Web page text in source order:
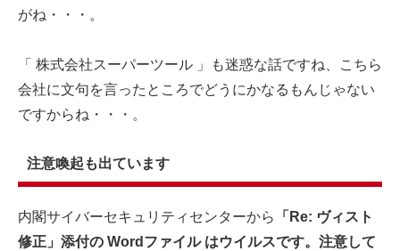
がね・・・。
「 株式会社スーパーツール 」も迷惑な話ですね、こちら
会社に文句を言ったところでどうにかなるもんじゃない
ですからね・・・。
注意喚起も出ています
内閣サイバーセキュリティセンターから
「Re: ヴィスト
修正」添付の Wordファイル はウイルスです。注意して